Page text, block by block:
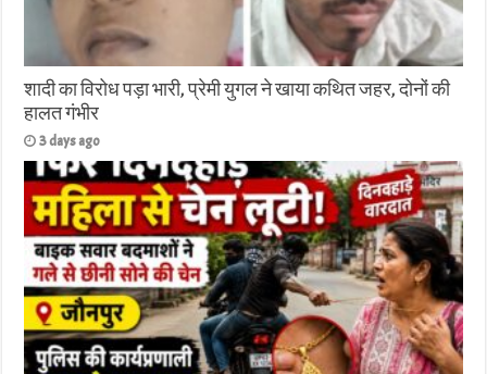
शादी का विरोध पड़ा भारी, प्रेमी युगल ने खाया कथित जहर, दोनों की
हालत गंभीर
3 days ago